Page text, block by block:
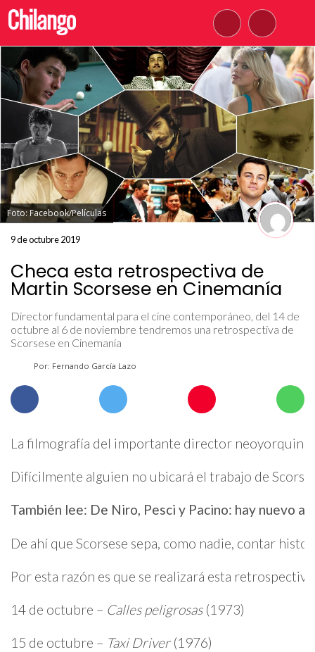
Foto: Facebook/Películas
9 de octubre 2019
Checa esta retrospectiva de
Martin Scorsese en Cinemanía
Director fundamental para el cine contemporáneo, del 14 de
octubre al 6 de noviembre tendremos una retrospectiva de
Scorsese en Cinemanía
Por: Fernando García Lazo
La filmografía del importante director neoyorquino
Difícilmente alguien no ubicará el trabajo de
También lee: De Niro, Pesci y Pacino: hay nuevo
De ahí que Scorsese sepa, como nadie, contar
Por esta razón es que se realizará esta
14 de octubre – Calles peligrosas(1973)
15 de octubre – Taxi Driver(1976)